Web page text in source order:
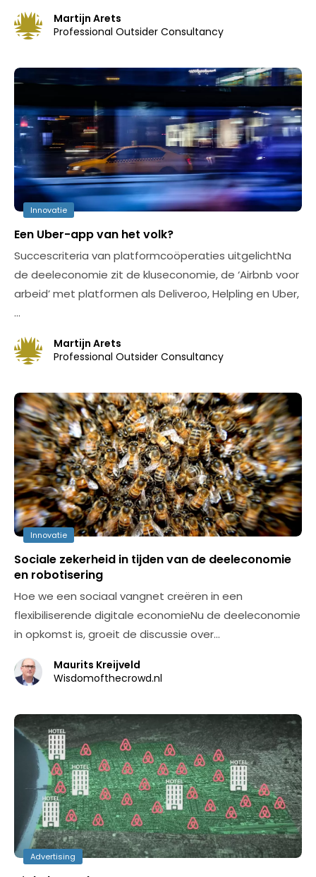
Martijn Arets
Professional Outsider Consultancy
Innovatie
Een Uber-app van het volk?
Succescriteria van platformcoöperaties uitgelichtNa
de deeleconomie zit de kluseconomie, de ‘Airbnb voor
arbeid’ met platformen als Deliveroo, Helpling en Uber,
…
Martijn Arets
Professional Outsider Consultancy
Innovatie
Sociale zekerheid in tijden van de deeleconomie
en robotisering
Hoe we een sociaal vangnet creëren in een
flexibiliserende digitale economieNu de deeleconomie
in opkomst is, groeit de discussie over…
Maurits Kreijveld
Wisdomofthecrowd.nl
Advertising